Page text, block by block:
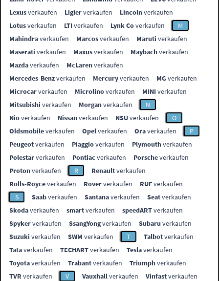
Lexusverkaufen Ligierverkaufen Lincolnverkaufen
Lotusverkaufen LTIverkaufen Lynk Coverkaufen
M
Mahindraverkaufen Marcosverkaufen Maruti verkaufen
Maserati verkaufen Maxusverkaufen Maybachverkaufen
Mazdaverkaufen McLarenverkaufen
Mercedes-Benzverkaufen Mercuryverkaufen MGverkaufen
Microcarverkaufen Microlinoverkaufen MINIverkaufen
Mitsubishi verkaufen Morganverkaufen
N
Nioverkaufen Nissanverkaufen NSUverkaufen
O
Oldsmobileverkaufen Opelverkaufen Oraverkaufen
P
Peugeotverkaufen Piaggioverkaufen Plymouthverkaufen
Polestarverkaufen Pontiac verkaufen Porscheverkaufen
Protonverkaufen R Renaultverkaufen
Rolls-Royceverkaufen Roververkaufen RUFverkaufen
S
Saabverkaufen Santanaverkaufen Seatverkaufen
Skodaverkaufen smartverkaufen speedARTverkaufen
Spykerverkaufen SsangYongverkaufen Subaru verkaufen
Suzuki verkaufen SWM verkaufen T Talbotverkaufen
Tataverkaufen TECHARTverkaufen Teslaverkaufen
Toyotaverkaufen Trabantverkaufen Triumphverkaufen
TVR verkaufen V Vauxhallverkaufen Vinfastverkaufen